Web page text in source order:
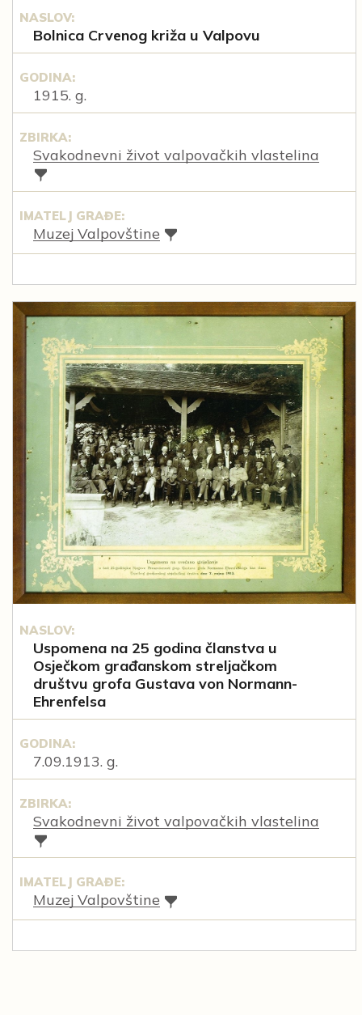
NASLOV:
Bolnica Crvenog križa u Valpovu
GODINA:
1915. g.
ZBIRKA:
Svakodnevni život valpovačkih vlastelina
IMATELJ GRAĐE:
Muzej Valpovštine
NASLOV:
Uspomena na 25 godina članstva u
Osječkom građanskom streljačkom
društvu grofa Gustava von Normann-
Ehrenfelsa
GODINA:
7.09.1913. g.
ZBIRKA:
Svakodnevni život valpovačkih vlastelina
IMATELJ GRAĐE:
Muzej Valpovštine